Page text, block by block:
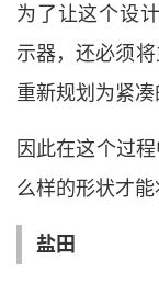
为了让这个设
示器， 还必须
重新规划为紧
因此在这个过程
么样的形状才
盐田